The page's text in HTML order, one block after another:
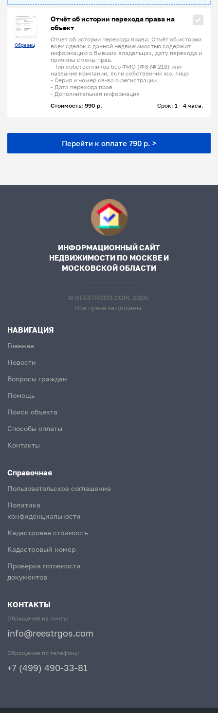
Образец
Отчёт об истории перехода права на
объект
Отчет об истории перехода права: Отчёт об истории
всех сделок с данной недвижимостью содержит
информацию о бывших владельцах, дату перехода и
причины смены прав.
- Тип собственников без ФИО (ФЗ № 218) или
название компании, если собственник юр. лицо
- Серия и номер св-ва о регистрации
- Дата перехода прав
- Дополнительная информация
Стоимость: 990 р.
Срок: 1 - 4 часа.
Перейти к оплате 790 р. >
ИНФОРМАЦИОННЫЙ САЙТ
НЕДВИЖИМОСТИ ПО МОСКВЕ И
МОСКОВСКОЙ ОБЛАСТИ
© REESTRGOS.COM, 2026.
Все права защищены.
НАВИГАЦИЯ
Главная
Новости
Вопросы граждан
Помощь
Поиск объекта
Способы оплаты
Контакты
Справочная
Пользовательское соглашение
Политика
конфиденциальности
Кадастровая стоимость
Кадастровый номер
Проверка готовности
документов
КОНТАКТЫ
Обращение на почту:
info@reestrgos.com
Обращение по телефону:
+7 (499) 490-33-81